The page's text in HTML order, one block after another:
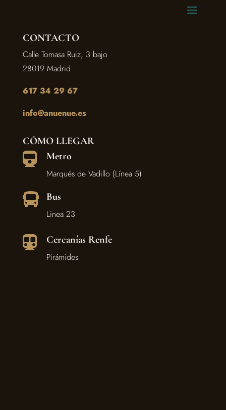
CONTACTO
Calle Tomasa Ruiz, 3 bajo
28019 Madrid
617 34 29 67
info@anuenue.es
CÓMO LLEGAR
 Metro
Marqués de Vadillo (Línea 5)
 Bus
Linea 23
 Cercanías Renfe
Pirámides